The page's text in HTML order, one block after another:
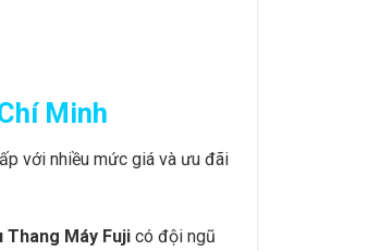
Minh
với nhiều mức giá và ưu đãi
Thang Máy Fuji có đội ngũ